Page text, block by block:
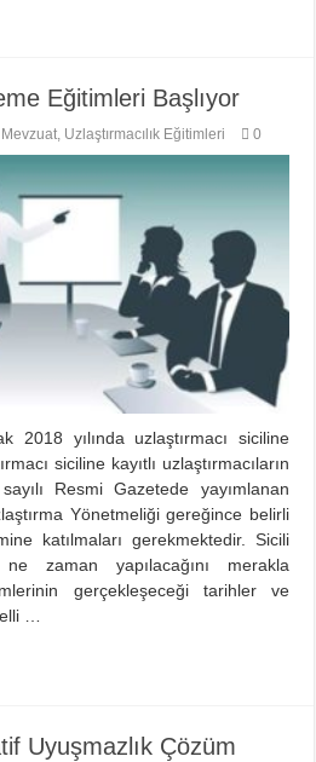
Eğitimleri Başlıyor
Mevzuat Uzlaştırmacılık Eğitimleri 0
2018 yılında uzlaştırmacı siciline
siciline kayıtlı uzlaştırmacıların
Resmi Gazetede yayımlanan
Yönetmeliği gereğince belirli
katılmaları gerekmektedir. Sicili
ne zaman yapılacağını merakla
gerçekleşeceği tarihler ve
…
Uyuşmazlık Çözüm